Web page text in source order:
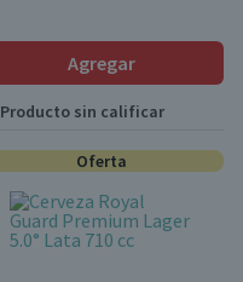
Agregar
Producto sin calificar
Oferta